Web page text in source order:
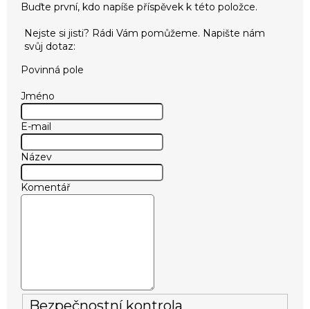
Buďte první, kdo napíše příspěvek k této položce.
Povinná pole
Jméno
E-mail
Název
Komentář